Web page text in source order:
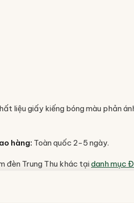
liệu giấy kiếng bóng màu phản
hàng: Toàn quốc 2-5 ngày.
đèn Trung Thu khác tạidanh mục